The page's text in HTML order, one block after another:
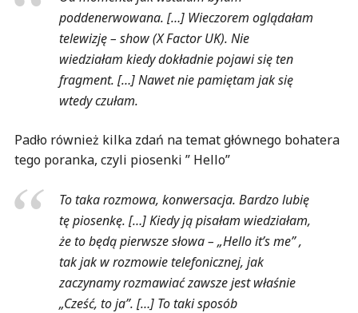
poddenerwowana. […] Wieczorem oglądałam
telewizję – show (X Factor UK). Nie
wiedziałam kiedy dokładnie pojawi się ten
fragment. […] Nawet nie pamiętam jak się
wtedy czułam.
Padło również kilka zdań na temat głównego bohatera
tego poranka, czyli piosenki ” Hello”
To taka rozmowa, konwersacja. Bardzo lubię
tę piosenkę. […] Kiedy ją pisałam wiedziałam,
że to będą pierwsze słowa – „Hello it’s me” ,
tak jak w rozmowie telefonicznej, jak
zaczynamy rozmawiać zawsze jest właśnie
„Cześć, to ja”. […] To taki sposób